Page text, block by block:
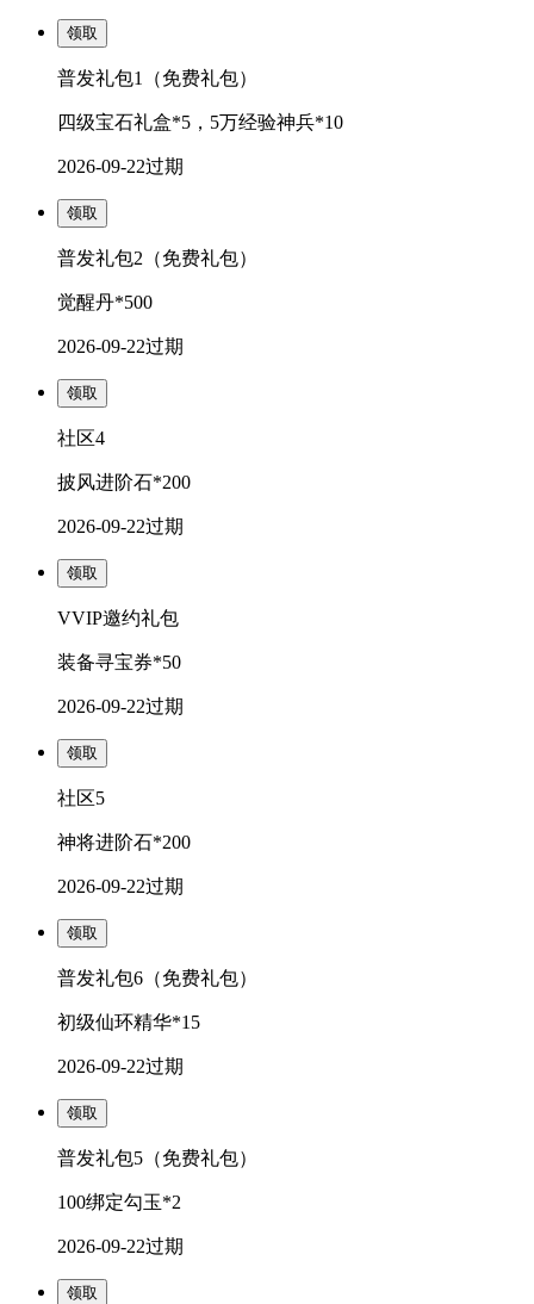
领取
普发礼包1（免费礼包）
四级宝石礼盒*5，5万经验神兵*10
2026-09-22过期
领取
普发礼包2（免费礼包）
觉醒丹*500
2026-09-22过期
领取
社区4
披风进阶石*200
2026-09-22过期
领取
VVIP邀约礼包
装备寻宝券*50
2026-09-22过期
领取
社区5
神将进阶石*200
2026-09-22过期
领取
普发礼包6（免费礼包）
初级仙环精华*15
2026-09-22过期
领取
普发礼包5（免费礼包）
100绑定勾玉*2
2026-09-22过期
领取